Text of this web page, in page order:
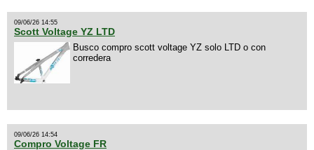
09/06/26 14:55
Scott Voltage YZ LTD
Busco compro scott voltage YZ solo LTD o con
corredera
09/06/26 14:54
Compro Voltage FR